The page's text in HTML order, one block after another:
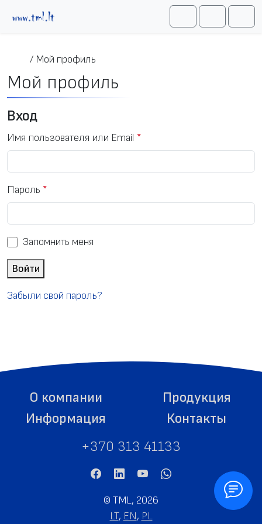
SearchCart
/ Мой профиль
Мой профиль
Вход
Имя пользователя или Email *
Пароль *
Запомнить меня
Войти
Забыли свой пароль?
О компании
Продукция
Информация
Контакты
+370 313 41133
© TML, 2026
LT, EN, PL